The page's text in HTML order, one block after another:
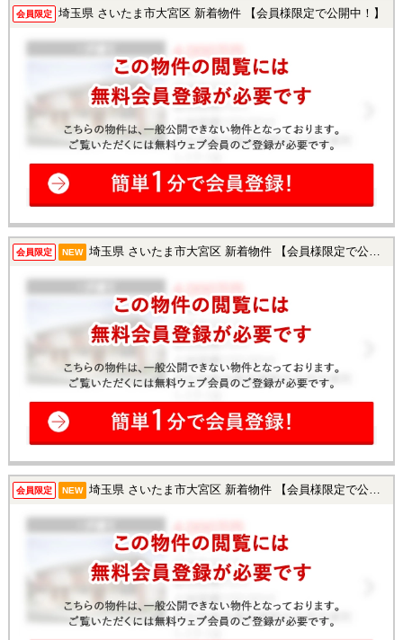
会員限定 埼玉県 さいたま市大宮区 新着物件 【会員様限定で公開中！】
会員限定 NEW 埼玉県 さいたま市大宮区 新着物件 【会員様限定で公開中！】
会員限定 NEW 埼玉県 さいたま市大宮区 新着物件 【会員様限定で公開中！】